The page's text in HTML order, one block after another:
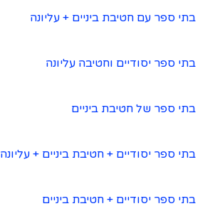
בתי ספר עם חטיבת ביניים + עליונה
בתי ספר יסודיים וחטיבה עליונה
בתי ספר של חטיבת ביניים
בתי ספר יסודיים + חטיבת ביניים + עליונה
בתי ספר יסודיים + חטיבת ביניים